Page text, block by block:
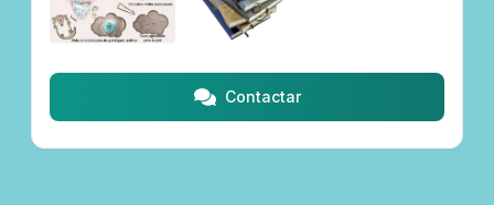
Contactar